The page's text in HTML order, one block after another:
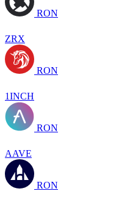
RON
ZRX
RON
1INCH
RON
AAVE
RON